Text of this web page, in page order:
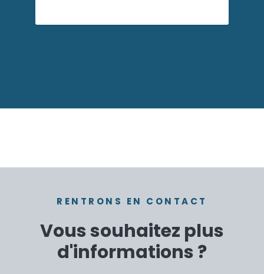
RENTRONS EN CONTACT
Vous souhaitez plus
d'informations ?